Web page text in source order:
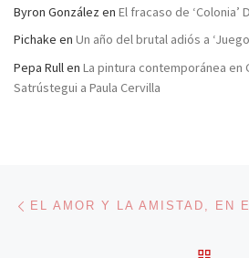
Byron González en El fracaso de ‘Colonia’
Pichake en Un año del brutal adiós a
Pepa Rullen La pintura contemporánea en
Satrústegui a Paula Cervilla
Navegación de
EL AMOR Y LA AMISTAD, EN